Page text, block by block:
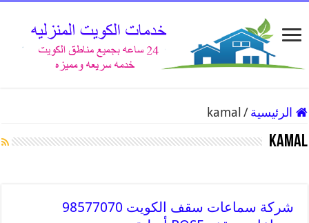
الرئيسية /
kamal
kamal
شركة سماعات سقف الكويت 98577070